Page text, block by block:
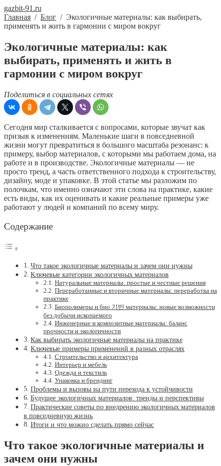
gazbit-91.ru
Главная / Блог / Экологичные материалы: как выбирать,
применять и жить в гармонии с миром вокруг
Экологичные материалы: как
выбирать, применять и жить в
гармонии с миром вокруг
Поделиться в социальных сетях
Сегодня мир сталкивается с вопросами, которые звучат как
призыв к изменениям. Маленькие шаги в повседневной
жизни могут превратиться в большого масштаба резонанс: к
примеру, выбор материалов, с которыми мы работаем дома, на
работе и в производстве. Экологичные материалы — не
просто тренд, а часть ответственного подхода к строительству,
дизайну, моде и упаковке. В этой статье мы разложим по
полочкам, что именно означают эти слова на практике, какие
есть виды, как их оценивать и какие реальные примеры уже
работают у людей и компаний по всему миру.
Содержание
Что такое экологичные материалы и зачем они нужны
Ключевые категории экологичных материалов
Натуральные материалы: простые и честные решения
Переработанные и вторичные материалы: переработка на
практике
Биополимеры и био 기반 материалы: новые возможности
без добычи ископаемого
Инженерные и композитные материалы: баланс
прочности и экологичности
Как выбирать экологичные материалы на практике
Ключевые примеры применений в разных отраслях
Строительство и архитектура
Интерьер и мебель
Одежда и текстиль
Упаковка и брендинг
Проблемы и вызовы на пути перехода к устойчивости
Будущее экологичных материалов: тренды и перспективы
Практические советы по внедрению экологичных материалов
в повседневную жизнь
Итоги и что можно сделать прямо сейчас
Что такое экологичные материалы и
зачем они нужны